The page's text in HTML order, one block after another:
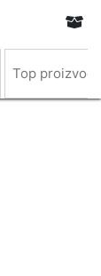
Top proizvodi